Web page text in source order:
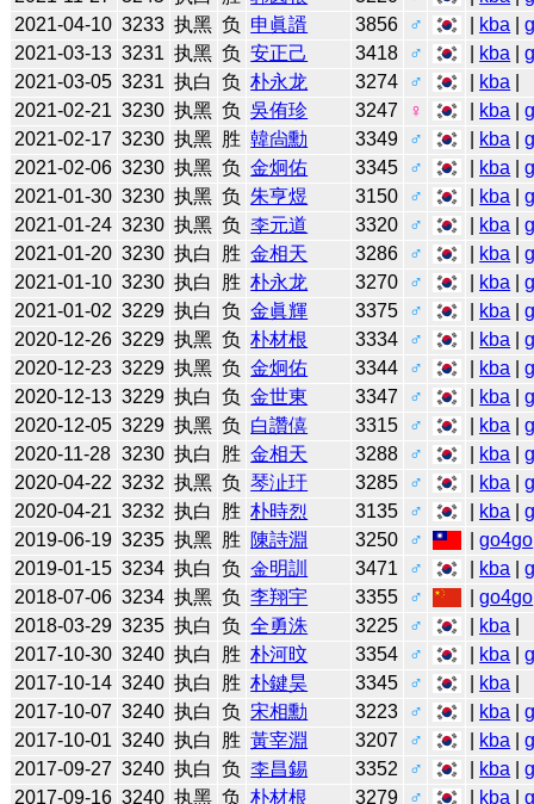
2021-04-10 3233 执黑 负 申眞諝 3856 ♂ kba |
2021-03-13 3231 执黑 负 安正己 3418 ♂ kba |
2021-03-05 3231 执白 负 朴永龙 3274 ♂ kba
2021-02-21 3230 执黑 负 吳侑珍 3247 ♀ kba |
2021-02-17 3230 执黑 胜 韓尙勳 3349 ♂ kba |
2021-02-06 3230 执黑 负 金炯佑 3345 ♂ kba |
2021-01-30 3230 执黑 负 朱亨煜 3150 ♂ kba |
2021-01-24 3230 执黑 负 李元道 3320 ♂ kba |
2021-01-20 3230 执白 胜 金相天 3286 ♂ kba |
2021-01-10 3230 执白 胜 朴永龙 3270 ♂ kba |
2021-01-02 3229 执白 负 金眞輝 3375 ♂ kba |
2020-12-26 3229 执黑 负 朴材根 3334 ♂ kba |
2020-12-23 3229 执黑 负 金炯佑 3344 ♂ kba |
2020-12-13 3229 执白 负 金世東 3347 ♂ kba |
2020-12-05 3229 执黑 负 白讚僖 3315 ♂ kba |
2020-11-28 3230 执白 胜 金相天 3288 ♂ kba |
2020-04-22 3232 执黑 负 琴沚玗 3285 ♂ kba |
2020-04-21 3232 执白 胜 朴時烈 3135 ♂ kba |
2019-06-19 3235 执黑 胜 陳詩淵 3250 ♂ |go4go
2019-01-15 3234 执白 负 金明訓 3471 ♂ kba |
2018-07-06 3234 执黑 负 李翔宇 3355 ♂ |go4go
2018-03-29 3235 执白 负 全勇洙 3225 ♂ kba
2017-10-30 3240 执白 胜 朴河旼 3354 ♂ kba |
2017-10-14 3240 执白 胜 朴鍵昊 3345 ♂ kba
2017-10-07 3240 执白 负 宋相勳 3223 ♂ kba |
2017-10-01 3240 执白 胜 黃宰淵 3207 ♂ kba |
2017-09-27 3240 执白 负 李昌錫 3352 ♂ kba |
2017-09-16 3240 执黑 负 朴材根 3279 ♂ kba |